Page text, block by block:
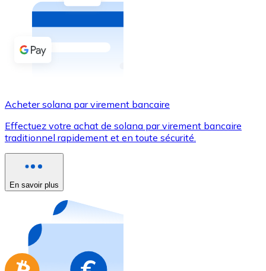
Achetez des cryptomonnaies en espèces et d'autres
Acheter avec espèces
Virement SEPA
Utilisez les cartes Visa et Mastercard pour acheter
Acheter avec carte
Nouveau
Achetez des cartes-cadeaux de vos marques
Aller à la boutique de cartes-cadeaux
Acheter solana par virement bancaire
Effectuez votre achat de solana par virement bancaire
traditionnel rapidement et en toute sécurité.
En savoir plus